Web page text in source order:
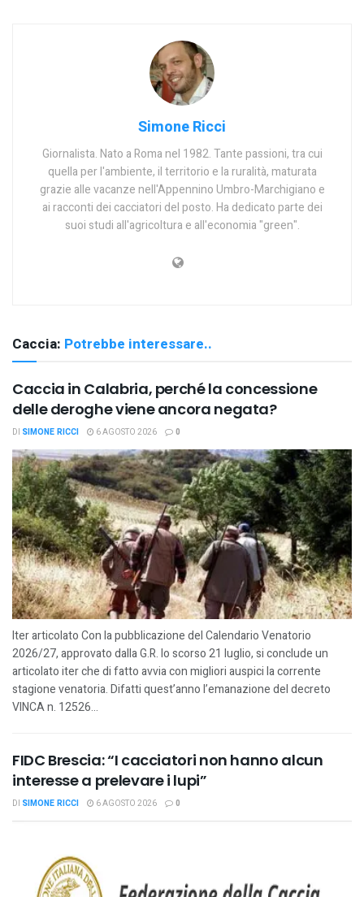
Simone Ricci
Giornalista. Nato a Roma nel 1982. Tante passioni, tra cui
quella per l'ambiente, il territorio e la ruralità, maturata
grazie alle vacanze nell'Appennino Umbro-Marchigiano e
ai racconti dei cacciatori del posto. Ha dedicato parte dei
suoi studi all'agricoltura e all'economia "green".
Caccia: Potrebbe interessare..
Caccia in Calabria, perché la concessione
delle deroghe viene ancora negata?
DI SIMONE RICCI 6 AGOSTO 2026 0
Iter articolato Con la pubblicazione del Calendario Venatorio
2026/27, approvato dalla G.R. lo scorso 21 luglio, si conclude un
articolato iter che di fatto avvia con migliori auspici la corrente
stagione venatoria. Difatti quest’anno l’emanazione del decreto
VINCA n. 12526...
FIDC Brescia: “I cacciatori non hanno alcun
interesse a prelevare i lupi”
DI SIMONE RICCI 6 AGOSTO 2026 0